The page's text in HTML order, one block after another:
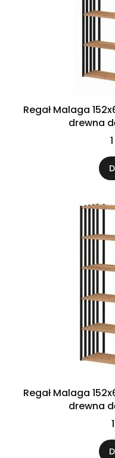
Regał Malaga
drewna
Regał Malaga
drewna